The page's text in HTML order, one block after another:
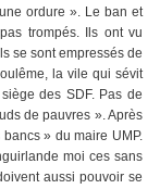
ordure ». Le ban et
trompés. Ils ont vu
se sont empressés de
la vile qui sévit
des SDF. Pas de
de pauvres ». Après
» du maire UMP.
moi ces sans
aussi pouvoir se